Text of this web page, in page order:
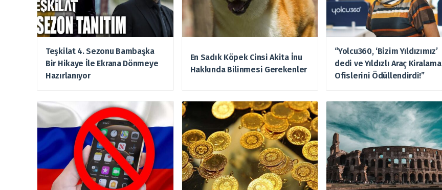
Teşkilat 4. Sezonu Bambaşka
Bir Hikaye İle Ekrana Dönmeye
Hazırlanıyor
En Sadık Köpek Cinsi Akita İnu
Hakkında Bilinmesi Gerekenler
“Yolcu360, ‘Bizim Yıldızımız’
dedi ve Yıldızlı Araç Kiralama
Ofislerini Ödüllendirdi!”